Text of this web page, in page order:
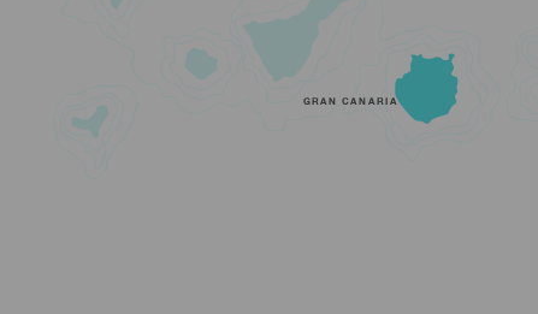
GRAN CANARIA